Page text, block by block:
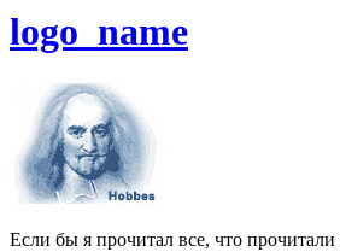
logo_name
Если бы я прочитал все, что